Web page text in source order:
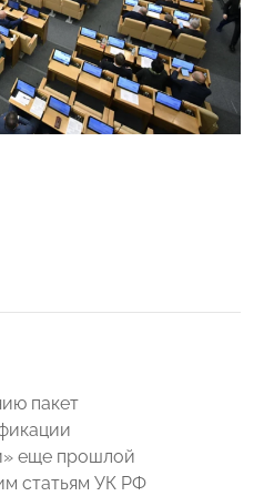
пакет
еще прошлой
статьям УК РФ